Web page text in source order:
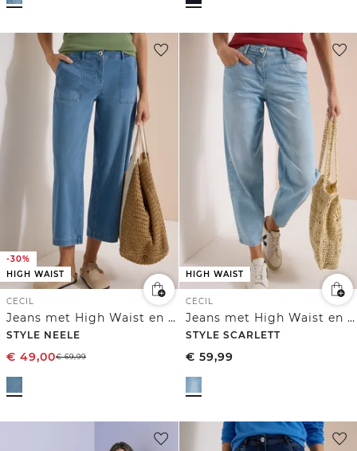
-30%
HIGH WAIST
CECIL
Jeans met High Waist en Wide Leg pijpen in een Loose Fit pasvorm
STYLE NEELE
€ 49,00€69,99
HIGH WAIST
CECIL
Jeans met High Waist en wijd uitlopende pijpen in een Loose Fit-pasvorm
STYLE SCARLETT
€ 59,99